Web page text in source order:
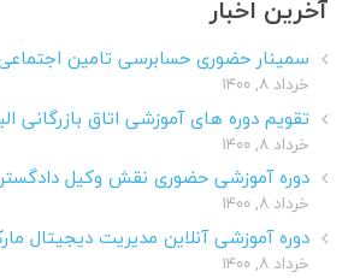
آخرین اخبار
سمینار حضوری حسابرسی تامین
خرداد ۸, ۱۴۰۰
تقویم دوره های آموزشی اتاق بازرگانی البرز-
خرداد ۸, ۱۴۰۰
دوره آموزشی حضوری نقش وکیل
خرداد ۸, ۱۴۰۰
دوره آموزشی آنلاین مدیریت دیجیتال
خرداد ۸, ۱۴۰۰